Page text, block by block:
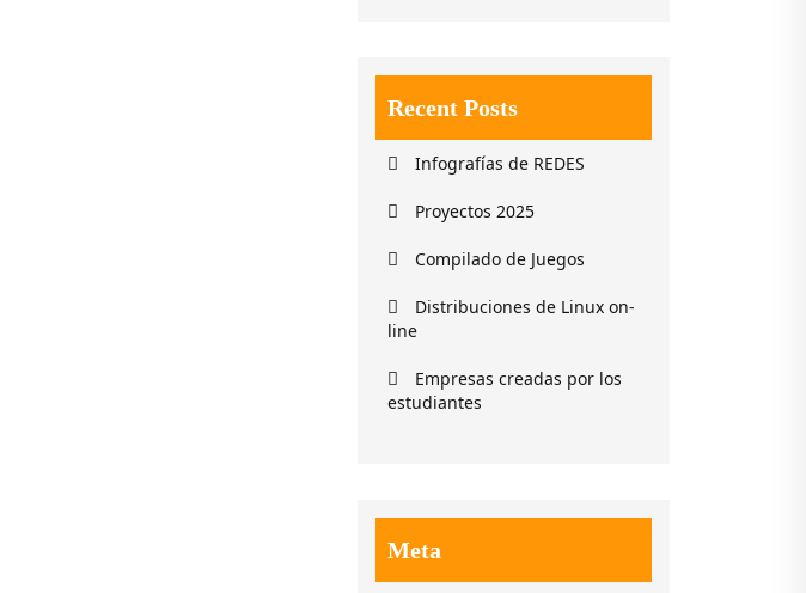
Recent Posts
Infografías de REDES
Proyectos 2025
Compilado de Juegos
Distribuciones de Linux on-
line
Empresas creadas por los
estudiantes
Meta